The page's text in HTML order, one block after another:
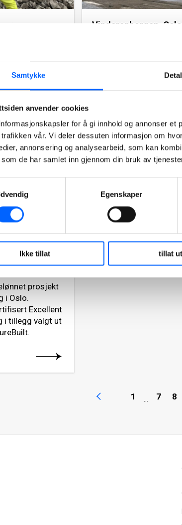
Samtykke
anvender cookies
for å gi innhold og annonser
vår. Vi deler dessuten informasjon om
annonsering og analysearbeid, som kan
de har samlet inn gjennom din bruk av
Egenskaper
Ikke tillat tillat
NOR for
et viktig
Avtalen har en
millioner.
Vinderenborgen, Oslo
Restene av det
ikke redde, men nå er
realisert på tomten og
Les mer om prosjektet
prosjekt
i Oslo.
Excellent
i tillegg valgt ut
1 ... 7 8